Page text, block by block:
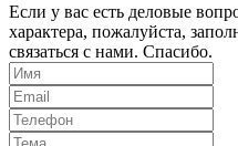
Если у вас есть деловые
характера, пожалуйста,
связаться с нами. Спасибо.